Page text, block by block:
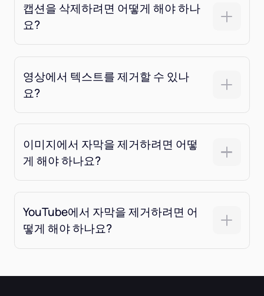
캡션을 삭제하려면 어떻게 해야 하나
요?
영상에서 텍스트를 제거할 수 있나
요?
이미지에서 자막을 제거하려면 어떻
게 해야 하나요?
YouTube에서 자막을 제거하려면 어
떻게 해야 하나요?